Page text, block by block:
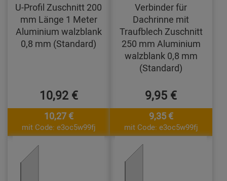
U-Profil Zuschnitt 200
mm Länge 1 Meter
Aluminium walzblank
0,8 mm (Standard)
10,92 €
10,27 €
mit Code: e3oc5w99fj
Verbinder für
Dachrinne mit
Traufblech Zuschnitt
250 mm Aluminium
walzblank 0,8 mm
(Standard)
9,95 €
9,35 €
mit Code: e3oc5w99fj